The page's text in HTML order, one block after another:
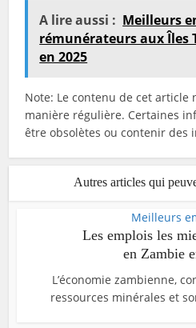
A lire aussi : Meilleurs
rémunérateurs aux Îles
en 2025
Note: Le contenu de cet article
manière régulière. Certaines
être obsolètes ou contenir des
Autres articles qui
Meilleurs
Les emplois les
en Zambie
L’économie zambienne,
ressources minérales et